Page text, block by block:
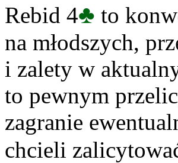
Rebid 4♣ to
na młodszych,
i zalety w
to pewnym
zagranie
chcieli